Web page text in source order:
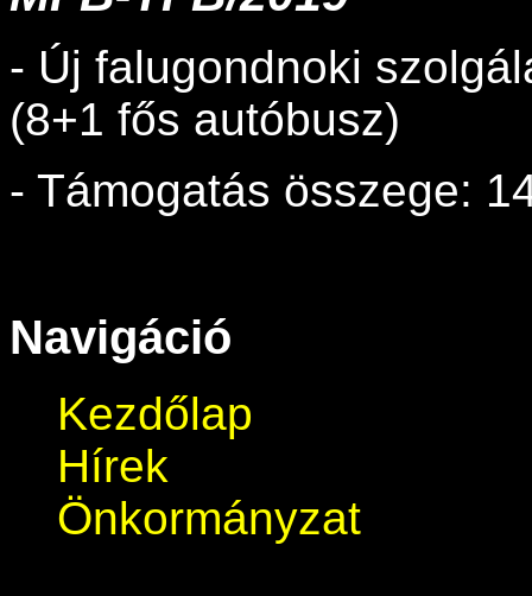
- Új falugondnoki
(8+1 fős autóbusz)
- Támogatás összege:
Navigáció
Kezdőlap
Hírek
Önkormányzat